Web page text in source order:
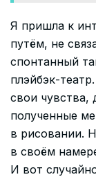
Я пришла к
путём, не
спонтанный
плэйбэк-
свои чувства,
полученные
в рисовании.
в своём
И вот